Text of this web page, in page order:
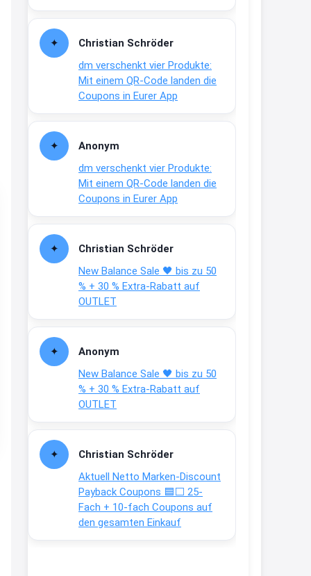
Christian Schröder
dm verschenkt vier Produkte:
Mit einem QR-Code landen die
Coupons in Eurer App
Anonym
dm verschenkt vier Produkte:
Mit einem QR-Code landen die
Coupons in Eurer App
Christian Schröder
New Balance Sale 🖤 bis zu 50
% + 30 % Extra-Rabatt auf
OUTLET
Anonym
New Balance Sale 🖤 bis zu 50
% + 30 % Extra-Rabatt auf
OUTLET
Christian Schröder
Aktuell Netto Marken-Discount
Payback Coupons 🟦⬜ 25-
Fach + 10-fach Coupons auf
den gesamten Einkauf
www.meineapotheke.de/
2:19
↩
Joachim
www.linda.de/vorteile/coupons/...
2:21
↩
Gratis Hitzewarn-Aufkleber /
verfärbt sich ab 28 Grad /siehe
Text weiter unten
shop.bioeg.de/aufkleber-
achtun...
↩
Joachim
Gratis personalisierte 7-Tage
Ration Micronährstoffe/ Vitamine
↩
Joachim